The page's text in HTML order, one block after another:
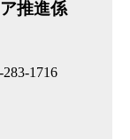
推進係
1716